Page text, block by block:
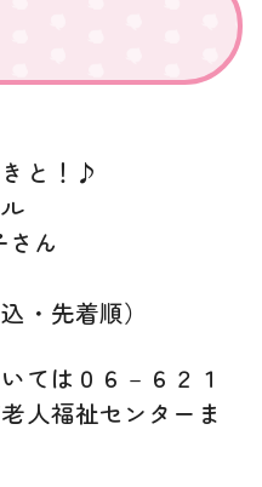
と！♪
ん
・先着順）
ては０６－６２１
人福祉センターま